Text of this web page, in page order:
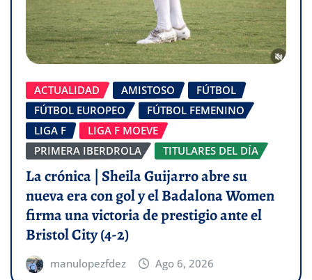
ACTUALIDAD AMISTOSO
FÚTBOL
FÚTBOL EUROPEO
FÚTBOL FEMENINO
LIGA F
LIGA F MOEVE
PRIMERA IBERDROLA
TITULARES DEL DÍA
La crónica | Sheila Guijarro abre su
nueva era con gol y el Badalona Women
firma una victoria de prestigio ante el
Bristol City (4-2)
manulopezfdez Ago 6, 2026